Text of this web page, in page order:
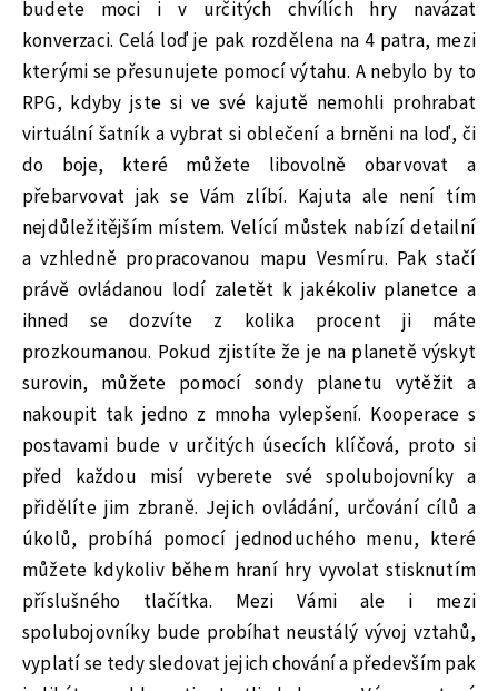
budete moci i v určitých chvílích hry navázat
konverzaci. Celá loď je pak rozdělena na 4 patra, mezi
kterými se přesunujete pomocí výtahu. A nebylo by to
RPG, kdyby jste si ve své kajutě nemohli prohrabat
virtuální šatník a vybrat si oblečení a brněni na loď, či
do boje, které můžete libovolně obarvovat a
přebarvovat jak se Vám zlíbí. Kajuta ale není tím
nejdůležitějším místem. Velící můstek nabízí detailní
a vzhledně propracovanou mapu Vesmíru. Pak stačí
právě ovládanou lodí zaletět k jakékoliv planetce a
ihned se dozvíte z kolika procent ji máte
prozkoumanou. Pokud zjistíte že je na planetě výskyt
surovin, můžete pomocí sondy planetu vytěžit a
nakoupit tak jedno z mnoha vylepšení. Kooperace s
postavami bude v určitých úsecích klíčová, proto si
před každou misí vyberete své spolubojovníky a
přidělíte jim zbraně. Jejich ovládání, určování cílů a
úkolů, probíhá pomocí jednoduchého menu, které
můžete kdykoliv během hraní hry vyvolat stisknutím
příslušného tlačítka. Mezi Vámi ale i mezi
spolubojovníky bude probíhat neustálý vývoj vztahů,
vyplatí se tedy sledovat jejich chování a především pak